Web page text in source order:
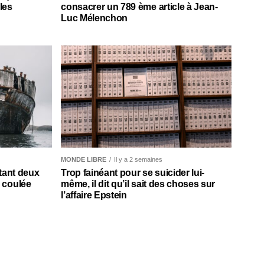
consacrer un 789 ème article à Jean-
Luc Mélenchon
deux
coulée
MONDE LIBRE Il y a 2 semaines
Trop fainéant pour se suicider lui-
même, il dit qu’il sait des choses sur
l’affaire Epstein